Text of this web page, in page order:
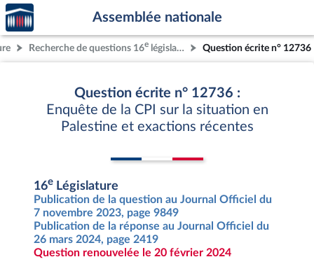
Aller au contenu
Aller en bas de la page
Accèder
à la
page
d'accueil
Assemblée nationale
Recherche de questions 16e législature Question écrite n° 12736
Question écrite n° 12736 :
Enquête de la CPI sur la situation en
Palestine et exactions récentes
16e Législature
Publication de la question au Journal Officiel du
7 novembre 2023, page 9849
Publication de la réponse au Journal Officiel du
26 mars 2024, page 2419
Question renouvelée le 20 février 2024